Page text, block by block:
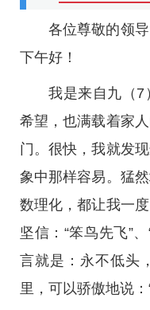
各位尊敬的领
下午好！
我是来自九（7
希望，也满载着家
门。很快，我就发
象中那样容易。猛
数理化，都让我一
坚信：“笨鸟先飞”
言就是：永不低头
里，可以骄傲地说